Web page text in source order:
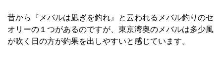
昔から『メバルは凪ぎを釣れ』と云われるメバル釣りのセ
オリーの１つがあるのですが、東京湾奥のメバルは多少風
が吹く日の方が釣果を出しやすいと感じています。